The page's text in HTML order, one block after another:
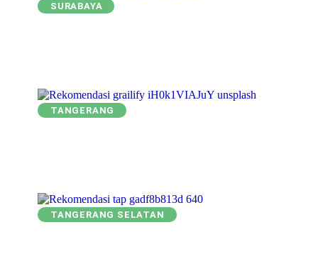
SURABAYA
TANGERANG
TANGERANG SELATAN